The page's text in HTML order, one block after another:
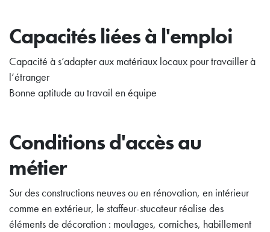
Capacités liées à l'emploi
Capacité à s’adapter aux matériaux locaux pour travailler à
l’étranger
Bonne aptitude au travail en équipe
Conditions d'accès au
métier
Sur des constructions neuves ou en rénovation, en intérieur
comme en extérieur, le staffeur-stucateur réalise des
éléments de décoration : moulages, corniches, habillement